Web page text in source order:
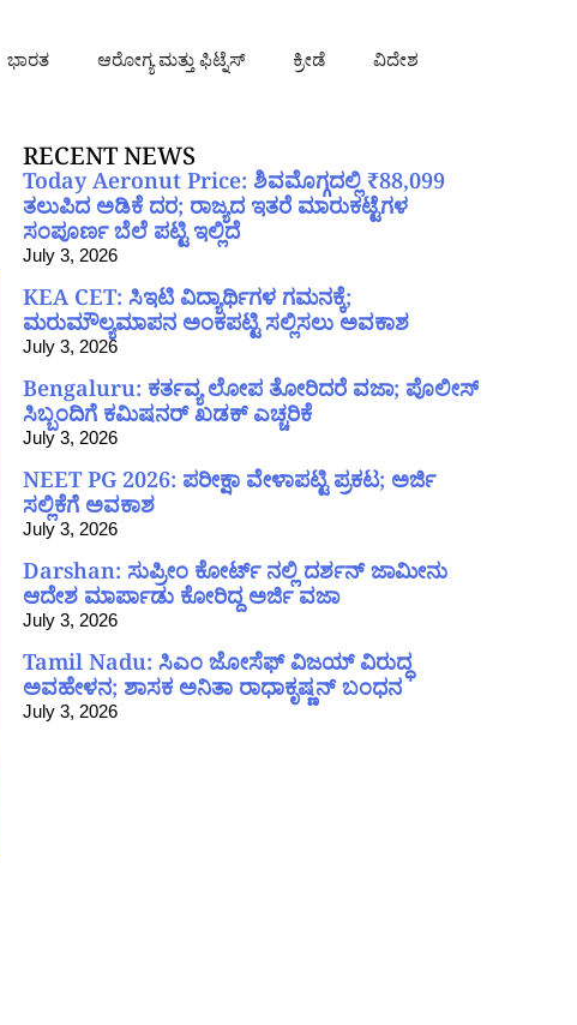
ಭಾರತ ಆರೋಗ್ಯ ಮತ್ತು ಫಿಟ್ನೆಸ್ ಕ್ರೀಡೆ ವಿದೇಶ
RECENT NEWS
Today Aeronut Price: ಶಿವಮೊಗ್ಗದಲ್ಲಿ ₹88,099
ತಲುಪಿದ ಅಡಿಕೆ ದರ; ರಾಜ್ಯದ ಇತರೆ ಮಾರುಕಟ್ಟೆಗಳ
ಸಂಪೂರ್ಣ ಬೆಲೆ ಪಟ್ಟಿ ಇಲ್ಲಿದೆ
July 3, 2026
KEA CET: ಸಿಇಟಿ ವಿದ್ಯಾರ್ಥಿಗಳ ಗಮನಕ್ಕೆ;
ಮರುಮೌಲ್ಯಮಾಪನ ಅಂಕಪಟ್ಟಿ ಸಲ್ಲಿಸಲು ಅವಕಾಶ
July 3, 2026
Bengaluru: ಕರ್ತವ್ಯ ಲೋಪ ತೋರಿದರೆ ವಜಾ; ಪೊಲೀಸ್
ಸಿಬ್ಬಂದಿಗೆ ಕಮಿಷನರ್ ಖಡಕ್ ಎಚ್ಚರಿಕೆ
July 3, 2026
NEET PG 2026: ಪರೀಕ್ಷಾ ವೇಳಾಪಟ್ಟಿ ಪ್ರಕಟ; ಅರ್ಜಿ
ಸಲ್ಲಿಕೆಗೆ ಅವಕಾಶ
July 3, 2026
Darshan: ಸುಪ್ರೀಂ ಕೋರ್ಟ್ ನಲ್ಲಿ ದರ್ಶನ್ ಜಾಮೀನು
ಆದೇಶ ಮಾರ್ಪಾಡು ಕೋರಿದ್ದ ಅರ್ಜಿ ವಜಾ
July 3, 2026
Tamil Nadu: ಸಿಎಂ ಜೋಸೆಫ್ ವಿಜಯ್ ವಿರುದ್ಧ
ಅವಹೇಳನ; ಶಾಸಕ ಅನಿತಾ ರಾಧಾಕೃಷ್ಣನ್ ಬಂಧನ
July 3, 2026